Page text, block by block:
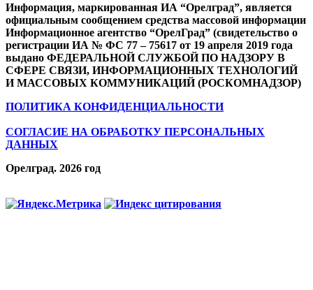
Информация, маркированная ИА “Орелград”, является
официальным сообщением средства массовой информации
Информационное агентство “ОрелГрад” (свидетельство о
регистрации ИА № ФС 77 – 75617 от 19 апреля 2019 года
выдано ФЕДЕРАЛЬНОЙ СЛУЖБОЙ ПО НАДЗОРУ В
СФЕРЕ СВЯЗИ, ИНФОРМАЦИОННЫХ ТЕХНОЛОГИЙ
И МАССОВЫХ КОММУНИКАЦИЙ (РОСКОМНАДЗОР)
ПОЛИТИКА КОНФИДЕНЦИАЛЬНОСТИ
СОГЛАСИЕ НА ОБРАБОТКУ ПЕРСОНАЛЬНЫХ
ДАННЫХ
Орелград. 2026 год